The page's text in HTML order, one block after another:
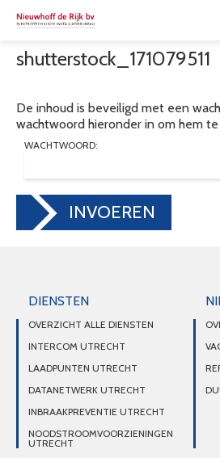
shutterstock_171079511
De inhoud is beveiligd met een
wachtwoord hieronder in om hem
WACHTWOORD:
INVOEREN
DIENSTEN
OVERZICHT ALLE DIENSTEN
INTERCOM UTRECHT
LAADPUNTEN UTRECHT
DATANETWERK UTRECHT
INBRAAKPREVENTIE UTRECHT
NOODSTROOMVOORZIENINGEN
UTRECHT